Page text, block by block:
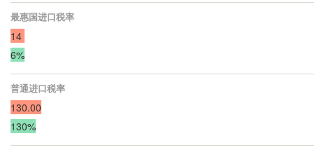
最惠国进口税率
14
6%
普通进口税率
130.00
130%